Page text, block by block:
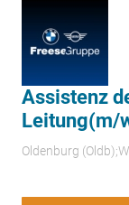
Assistenz
Leitung(m/
Oldenburg